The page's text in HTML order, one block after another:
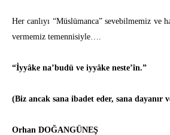
Her canlıyı “Müslümanca” sevebilmemiz ve
vermemiz temennisiyle….
“İyyâke na’budü ve iyyâke neste’în.”
(Biz ancak sana ibadet eder, sana dayanır
Orhan DOĞANGÜNEŞ